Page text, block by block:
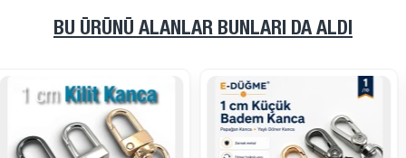
BU ÜRÜNÜ ALANLAR BUNLARI DA ALDI